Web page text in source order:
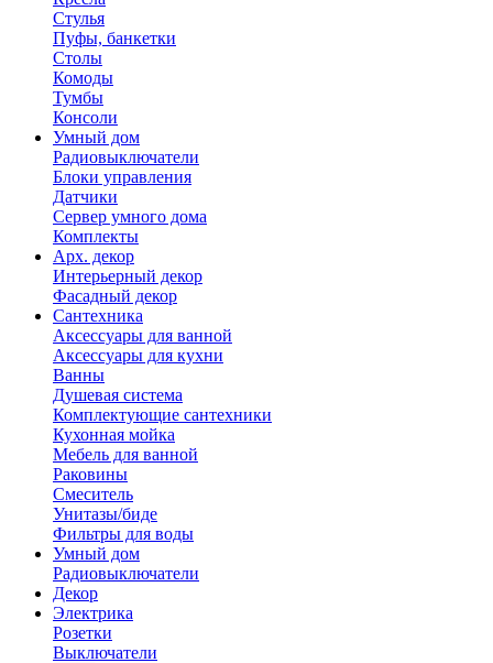
Стулья
Пуфы, банкетки
Столы
Комоды
Тумбы
Консоли
Умный дом
Радиовыключатели
Блоки управления
Датчики
Сервер умного дома
Комплекты
Арх. декор
Интерьерный декор
Фасадный декор
Сантехника
Аксессуары для ванной
Аксессуары для кухни
Ванны
Душевая система
Комплектующие сантехники
Кухонная мойка
Мебель для ванной
Раковины
Смеситель
Унитазы/биде
Фильтры для воды
Умный дом
Радиовыключатели
Декор
Электрика
Розетки
Выключатели